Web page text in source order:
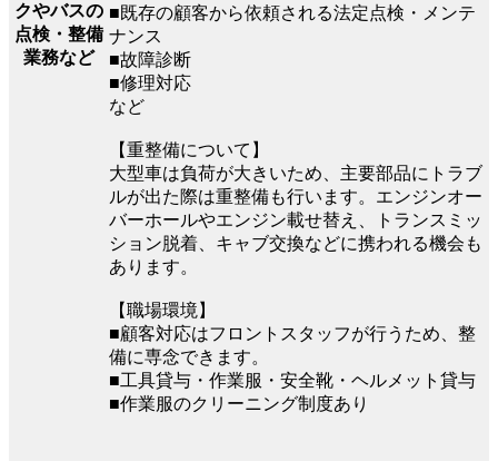
クやバスの
点検・整備
業務など
■既存の顧客から依頼される法定点検・メンテ
ナンス
■故障診断
■修理対応
など
【重整備について】
大型車は負荷が大きいため、主要部品にトラブ
ルが出た際は重整備も行います。エンジンオー
バーホールやエンジン載せ替え、トランスミッ
ション脱着、キャブ交換などに携われる機会も
あります。
【職場環境】
■顧客対応はフロントスタッフが行うため、整
備に専念できます。
■工具貸与・作業服・安全靴・ヘルメット貸与
■作業服のクリーニング制度あり